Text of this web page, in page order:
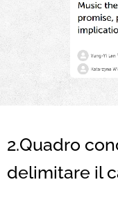
2.Quadro
delimitare il